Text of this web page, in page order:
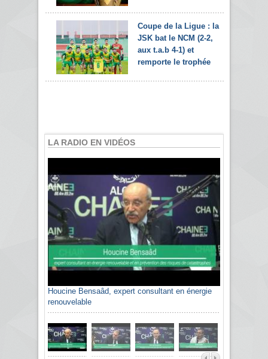
Coupe de la Ligue : la
JSK bat le NCM (2-2,
aux t.a.b 4-1) et
remporte le trophée
LA RADIO EN VIDÉOS
Houcine Bensaâd, expert consultant en énergie
renouvelable